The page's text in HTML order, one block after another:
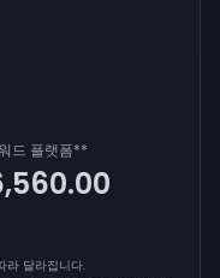
드 플랫폼**
라 달라집니다.